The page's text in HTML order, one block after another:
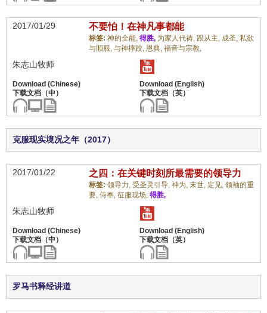
2017/01/29 不要怕！在神凡事都能
标签: 神的全能, 得胜, 为家人代祷, 跟从主, 成圣, 私欲
与顺服, 与神摔跤, 恩典, 福音与宗教,
朱志山牧师
克服现实境况之年（2017）
2017/01/22 之四：在关键时刻所最需要的领导力
标签: 领导力, 受圣灵引导, 神为, 末世, 定见, 领袖的重
要, 侍奉, 征服现场, 得胜,
朱志山牧师
罗马书释经讲道